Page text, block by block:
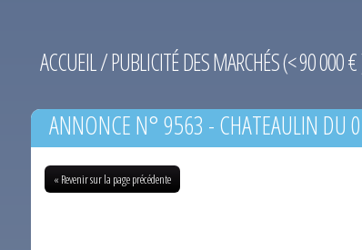
ACCUEIL/PUBLICITÉ DES MARCHÉS (< 90 000
ANNONCE N° 9563 - CHATEAULIN DU
« Revenir sur la page précédente